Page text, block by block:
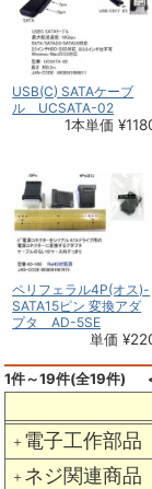
＋ 電子工作部品
＋ ネジ関連商品
USB(C) SATAケーブ
ル UCSATA-02
1本単価
ペリフェラル4P(オス)-
SATA15ピン 変換アダ
プタ AD-5SE
単価
1件～19件(全19件)